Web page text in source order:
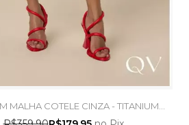
MALHA COTELE CINZA - TITANIUM
JEANS